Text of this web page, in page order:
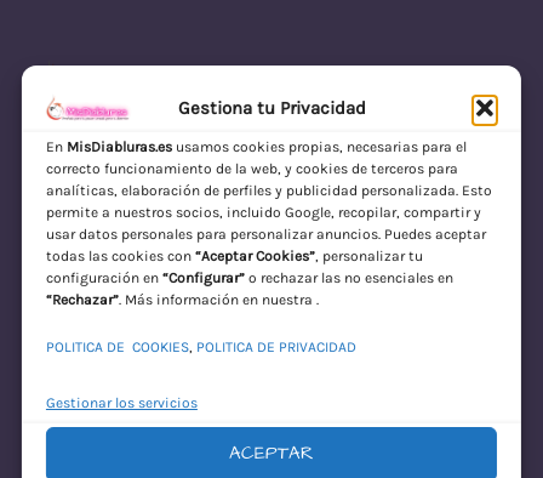
Gestiona tu Privacidad
En MisDiabluras.esusamos cookies propias, necesarias para el
correcto funcionamiento de la web, y cookies de terceros para
analíticas, elaboración de perfiles y publicidad personalizada. Esto
permite a nuestros socios, incluido Google, recopilar, compartir y
usar datos personales para personalizar anuncios. Puedes aceptar
todas las cookies con “Aceptar Cookies”, personalizar tu
configuración en “Configurar”o rechazar las no esenciales en
“Rechazar”. Más información en nuestra .
POLITICA DE COOKIES, POLITICA DE PRIVACIDAD
Gestionar los servicios
ACEPTAR
MisDiabluras | Sexshop Online con Envío
Discreto en España
Acceder